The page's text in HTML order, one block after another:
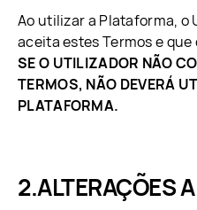
Ao utilizar a Plataforma,
aceita estes Termos e
SE O UTILIZADOR NÃO
TERMOS, NÃO DEVERÁ
PLATAFORMA.
ALTERAÇÕES